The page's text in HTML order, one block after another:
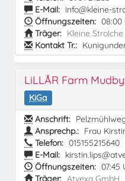
E-Mail: info@kleine-
Öffnungszeiten: 08:00
Träger: Kleine Strolche
Kontakt Tr.:
LiLLÅR Farm
KiGa
Anschrift:
Ansprechp.: Frau
Telefon: 015155215640
E-Mail:
Öffnungszeiten: 07:45
Träger: Atvexa GmbH